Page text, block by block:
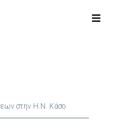
στην Η.Ν. Κάσο